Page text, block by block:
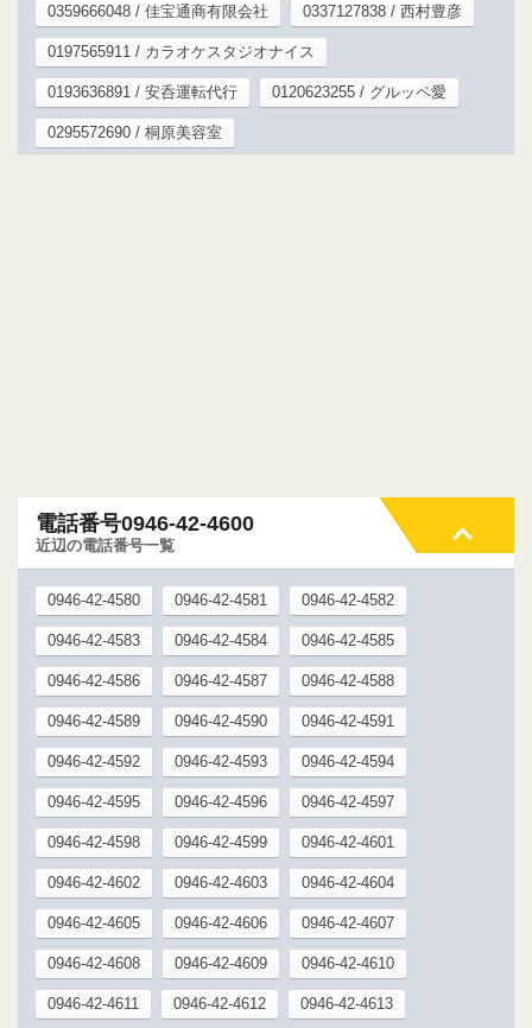
0359666048 / 佳宝通商有限会社 0337127838 / 西村豊彦
0197565911 / カラオケスタジオナイス
0193636891 / 安呑運転代行 0120623255 / グルッペ愛
0295572690 / 桐原美容室
電話番号0946-42-4600
近辺の電話番号一覧
0946-42-4580 0946-42-4581 0946-42-4582
0946-42-4583 0946-42-4584 0946-42-4585
0946-42-4586 0946-42-4587 0946-42-4588
0946-42-4589 0946-42-4590 0946-42-4591
0946-42-4592 0946-42-4593 0946-42-4594
0946-42-4595 0946-42-4596 0946-42-4597
0946-42-4598 0946-42-4599 0946-42-4601
0946-42-4602 0946-42-4603 0946-42-4604
0946-42-4605 0946-42-4606 0946-42-4607
0946-42-4608 0946-42-4609 0946-42-4610
0946-42-4611 0946-42-4612 0946-42-4613